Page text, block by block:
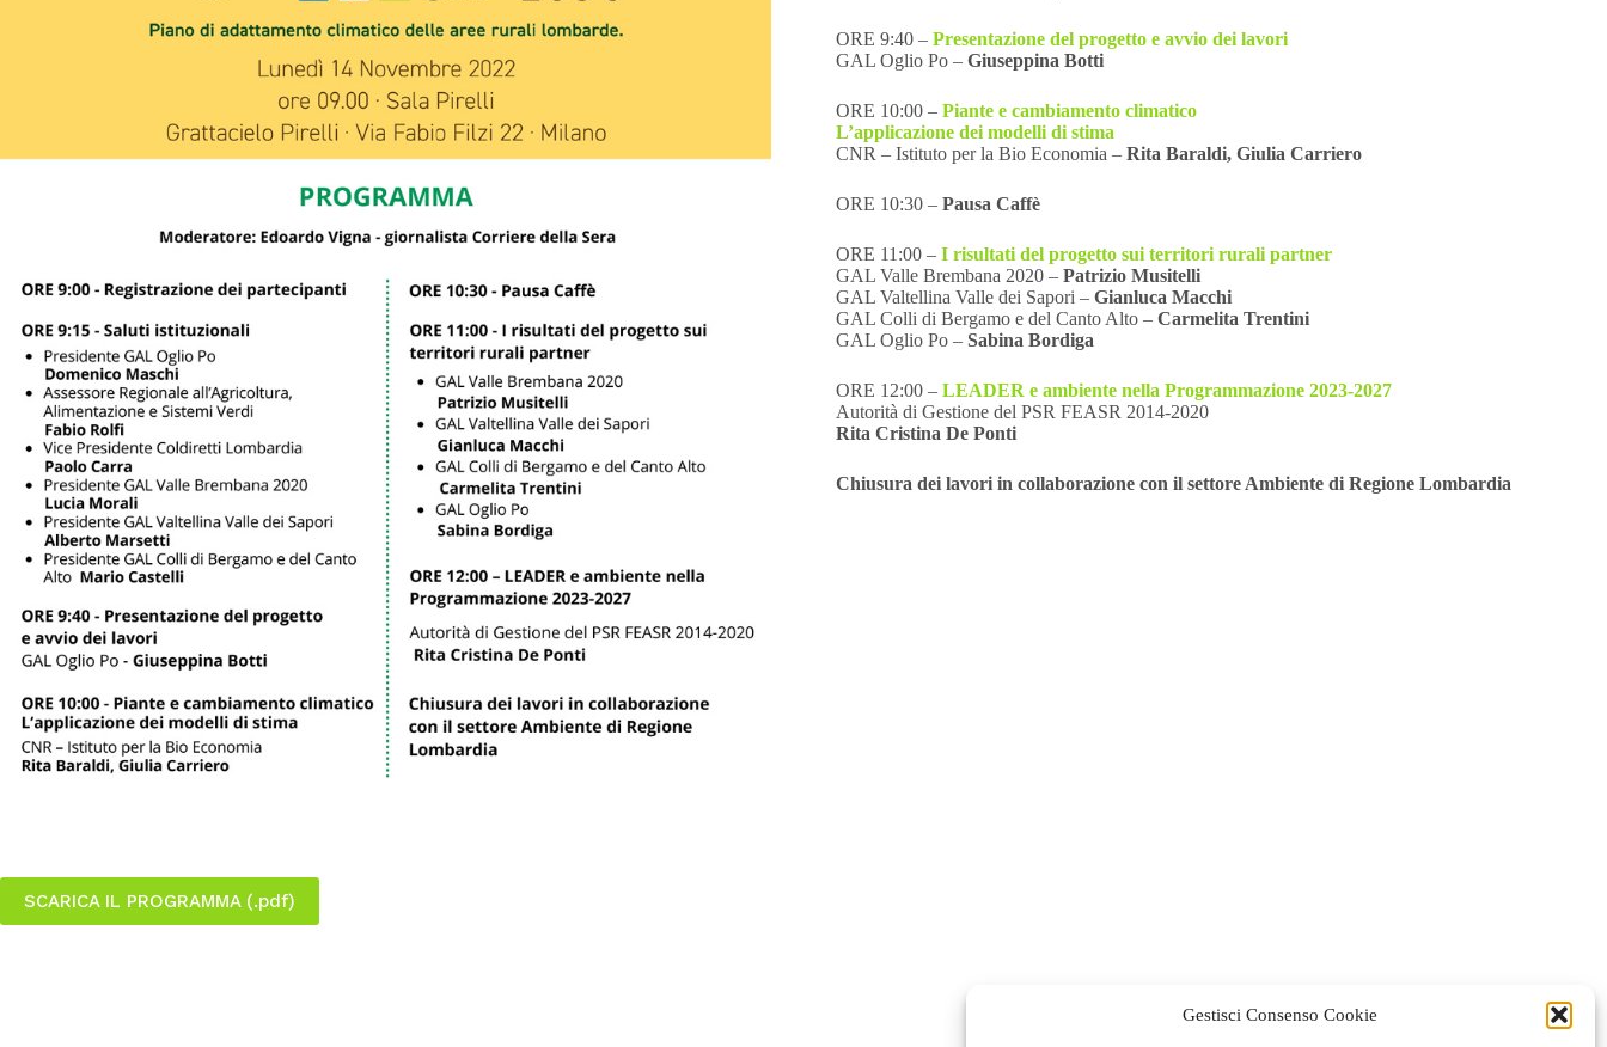
Gestisci Consenso Cookie
SCARICA IL PROGRAMMA (.pdf)
ORE 9:40 – Presentazione del progetto e avvio dei lavori
GAL Oglio Po – Giuseppina Botti
ORE 10:00 – Piante e cambiamento climatico
L’applicazione dei modelli di stima
CNR – Istituto per la Bio Economia – Rita Baraldi, Giulia Carriero
ORE 10:30 – Pausa Caffè
ORE 11:00 – I risultati del progetto sui territori rurali partner
GAL Valle Brembana 2020 – Patrizio Musitelli
GAL Valtellina Valle dei Sapori – Gianluca Macchi
GAL Colli di Bergamo e del Canto Alto – Carmelita Trentini
GAL Oglio Po – Sabina Bordiga
ORE 12:00 – LEADER e ambiente nella Programmazione 2023-2027
Autorità di Gestione del PSR FEASR 2014-2020
Rita Cristina De Ponti
Chiusura dei lavori in collaborazione con il settore Ambiente di Regione Lombardia